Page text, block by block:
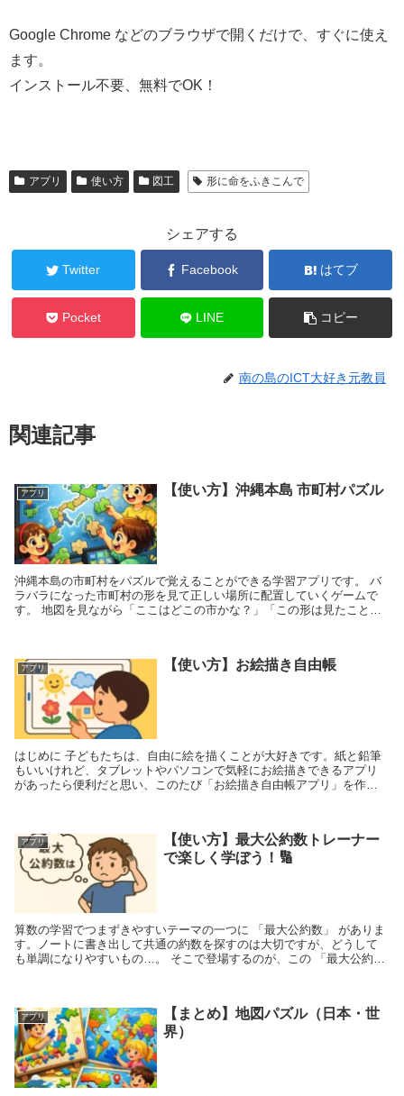
Google Chrome などのブラウザで開くだけで、すぐに使え
ます。
インストール不要、無料でOK！
アプリ 使い方 図工 形に命をふきこんで
シェアする
Twitter Facebook はてブ
Pocket LINE コピー
南の島のICT大好き元教員
関連記事
アプリ 【使い方】沖縄本島 市町村パズル
沖縄本島の市町村をパズルで覚えることができる学習アプリです。 バ
ラバラになった市町村の形を見て正しい場所に配置していくゲームで
す。 地図を見ながら「ここはどこの市かな？」「この形は見たことあ
アプリ 【使い方】お絵描き自由帳
はじめに 子どもたちは、自由に絵を描くことが大好きです。紙と鉛筆
もいいけれど、タブレットやパソコンで気軽にお絵描きできるアプリ
があったら便利だと思い、このたび「お絵描き自由帳アプリ」を作り
アプリ
【使い方】最大公約数トレーナー
で楽しく学ぼう！🔢
算数の学習でつまずきやすいテーマの一つに 「最大公約数」 がありま
す。ノートに書き出して共通の約数を探すのは大切ですが、どうして
も単調になりやすいもの…。 そこで登場するのが、この 「最大公約数
アプリ
【まとめ】地図パズル（日本・世
界）